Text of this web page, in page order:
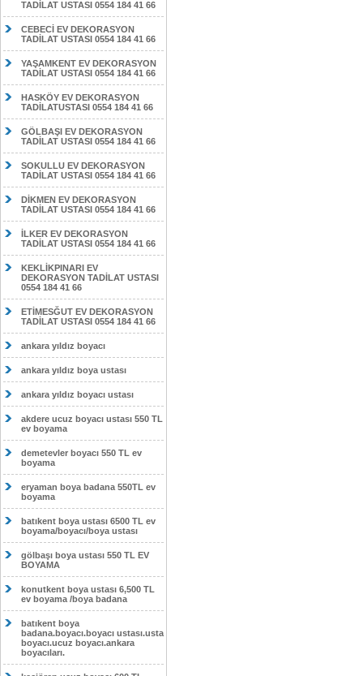
TADİLAT USTASI 0554 184 41 66
CEBECİ EV DEKORASYON
TADİLAT USTASI 0554 184 41 66
YAŞAMKENT EV DEKORASYON
TADİLAT USTASI 0554 184 41 66
HASKÖY EV DEKORASYON
TADİLATUSTASI 0554 184 41 66
GÖLBAŞI EV DEKORASYON
TADİLAT USTASI 0554 184 41 66
SOKULLU EV DEKORASYON
TADİLAT USTASI 0554 184 41 66
DİKMEN EV DEKORASYON
TADİLAT USTASI 0554 184 41 66
İLKER EV DEKORASYON
TADİLAT USTASI 0554 184 41 66
KEKLİKPINARI EV
DEKORASYON TADİLAT USTASI
0554 184 41 66
ETİMESĞUT EV DEKORASYON
TADİLAT USTASI 0554 184 41 66
ankara yıldız boyacı
ankara yıldız boya ustası
ankara yıldız boyacı ustası
akdere ucuz boyacı ustası 550 TL
ev boyama
demetevler boyacı 550 TL ev
boyama
eryaman boya badana 550TL ev
boyama
batıkent boya ustası 6500 TL ev
boyama/boyacı/boya ustası
gölbaşı boya ustası 550 TL EV
BOYAMA
konutkent boya ustası 6,500 TL
ev boyama /boya badana
batıkent boya
badana.boyacı.boyacı ustası.usta
boyacı.ucuz boyacı.ankara
boyacıları.